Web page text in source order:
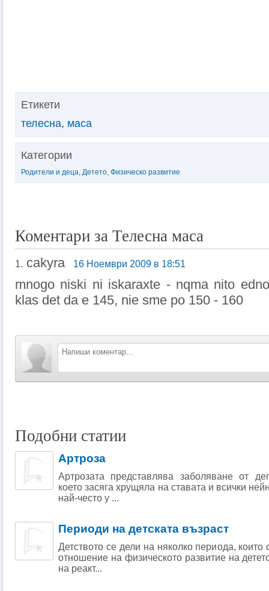
Етикети
телесна, маса
Категории
Родители и деца, Детето, Физическо развитие
Коментари за Телесна маса
1. cakyra 16 Ноември 2009 в 18:51
mnogo niski ni iskaraxte - nqma nito
klas det da e 145, nie sme po 150 - 160
Подобни статии
Артроза
Артрозата представлява заболяване от
което засяга хрущяла на ставата и всички
най-често у ...
Периоди на детската възраст
Детството се дели на няколко периода, които
отношение на физическото развитие на
на реакт...